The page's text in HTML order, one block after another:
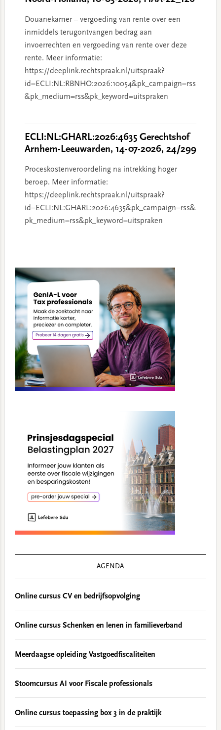
Douanekamer – vergoeding van rente over een
inmiddels terugontvangen bedrag aan
invoerrechten en vergoeding van rente over deze
rente. Meer informatie:
https://deeplink.rechtspraak.nl/uitspraak?
id=ECLI:NL:RBNHO:2026:10054&pk_campaign=rss
&pk_medium=rss&pk_keyword=uitspraken
ECLI:NL:GHARL:2026:4635 Gerechtshof
Arnhem-Leeuwarden, 14-07-2026, 24/299
Proceskostenveroordeling na intrekking hoger
beroep. Meer informatie:
https://deeplink.rechtspraak.nl/uitspraak?
id=ECLI:NL:GHARL:2026:4635&pk_campaign=rss&
pk_medium=rss&pk_keyword=uitspraken
Sidebar
AGENDA
Online cursus CV en bedrijfsopvolging
Online cursus Schenken en lenen in familieverband
Meerdaagse opleiding Vastgoedfiscaliteiten
Stoomcursus AI voor Fiscale professionals
Online cursus toepassing box 3 in de praktijk